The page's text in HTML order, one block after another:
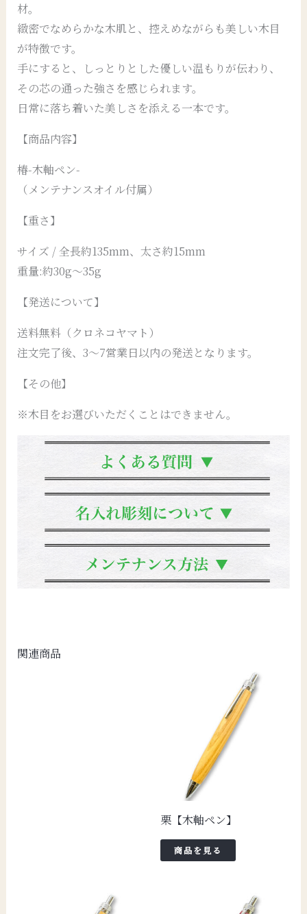
材。
緻密でなめらかな木肌と、控えめながらも美しい木目
が特徴です。
手にすると、しっとりとした優しい温もりが伝わり、
その芯の通った強さを感じられます。
日常に落ち着いた美しさを添える一本です。
【商品内容】
椿-木軸ペン-
（メンテナンスオイル付属）
【重さ】
サイズ / 全長約135mm、太さ約15mm
重量:約30g〜35g
【発送について】
送料無料（クロネコヤマト）
注文完了後、3～7営業日以内の発送となります。
【その他】
※木目をお選びいただくことはできません。
関連商品
栗【木軸ペン】
商品を見る